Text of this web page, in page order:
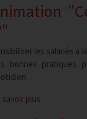
les salariés à
bonnes pratiques
savoir plus